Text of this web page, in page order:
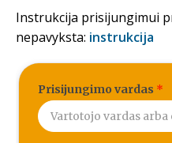
Instrukcija prisijungimui
nepavyksta: instrukcija
Prisijungimo vardas *